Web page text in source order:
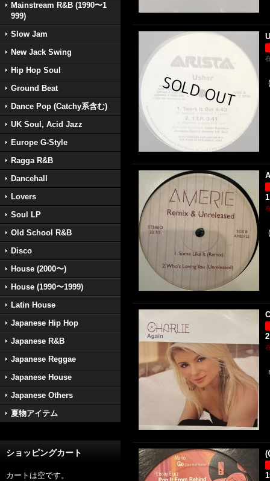
Mainstream R&B (1990〜1
999)
Slow Jam
New Jack Swing
Hip Hop Soul
Ground Beat
Dance Pop (Catchy系含む)
UK Soul, Acid Jazz
Europe G-Style
Ragga R&B
Dancehall
Lovers
Soul LP
Old School R&B
Disco
House (2000〜)
House (1990〜1999)
Latin House
Japanese Hip Hop
Japanese R&B
Japanese Reggae
Japanese House
Japanese Others
夏物アイテム
ショッピングカート
カートは空です。